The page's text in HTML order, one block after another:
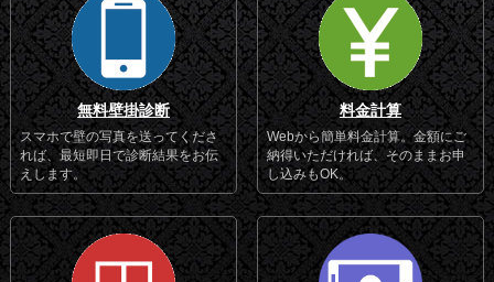
無料壁掛診断
スマホで壁の写真を送ってくださ
れば、最短即日で診断結果をお伝
えします。
料金計算
Webから簡単料金計算。金額にご
納得いただければ、そのままお申
し込みもOK。